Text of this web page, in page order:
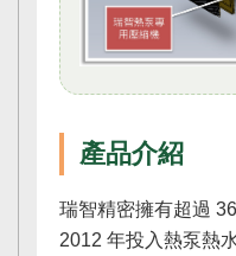
產品介紹
瑞智精密擁有超過
2012 年投入熱泵熱